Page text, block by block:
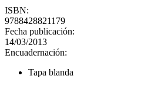
ISBN:
9788428821179
Fecha publicación:
14/03/2013
Encuadernación:
Tapa blanda